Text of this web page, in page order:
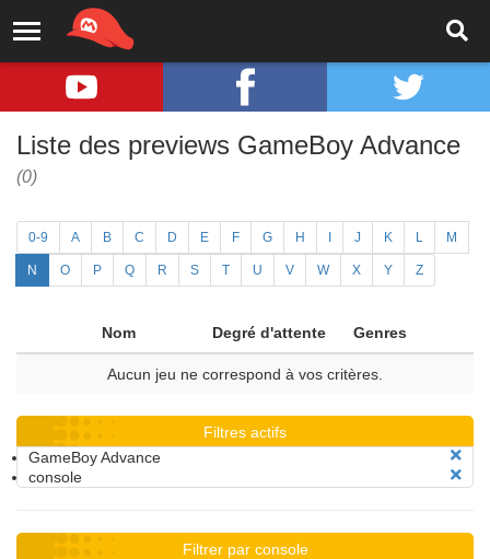
Liste des previews GameBoy Advance
(0)
0-9 A B C D E F G H J K L M
N O P Q R S T U V W X Y Z
Nom Degré d'attente Genres
Aucun jeu ne correspond à vos critères.
Filtres actifs
GameBoy Advance
console
Filtrer par console